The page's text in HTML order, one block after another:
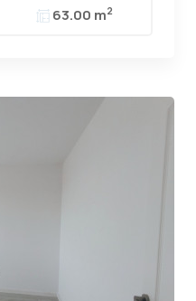
63.00 m2